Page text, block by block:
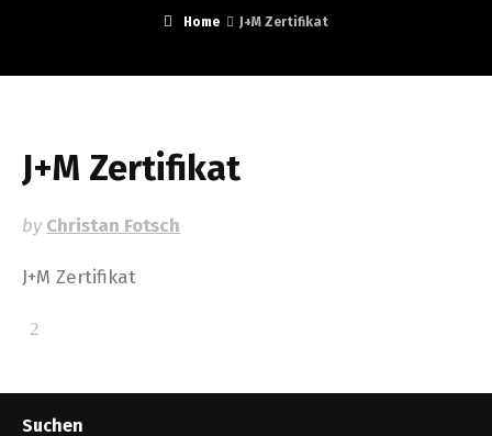
Home J+M Zertifikat
J+M Zertifikat
byChristan Fotsch
J+M Zertifikat
Suchen